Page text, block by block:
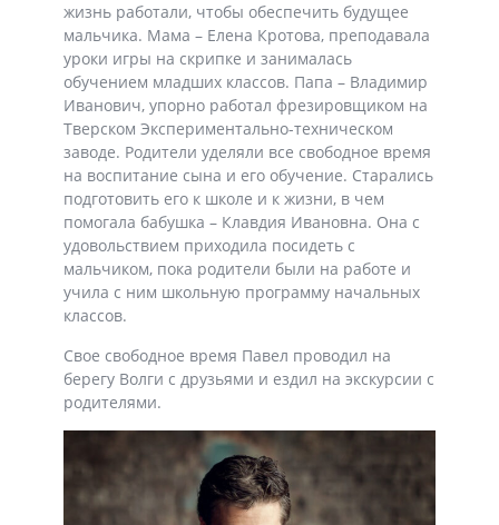
жизнь работали, чтобы обеспечить будущее
мальчика. Мама – Елена Кротова, преподавала
уроки игры на скрипке и занималась
обучением младших классов. Папа – Владимир
Иванович, упорно работал фрезировщиком на
Тверском Экспериментально-техническом
заводе. Родители уделяли все свободное время
на воспитание сына и его обучение. Старались
подготовить его к школе и к жизни, в чем
помогала бабушка – Клавдия Ивановна. Она с
удовольствием приходила посидеть с
мальчиком, пока родители были на работе и
учила с ним школьную программу начальных
классов.
Свое свободное время Павел проводил на
берегу Волги с друзьями и ездил на экскурсии с
родителями.